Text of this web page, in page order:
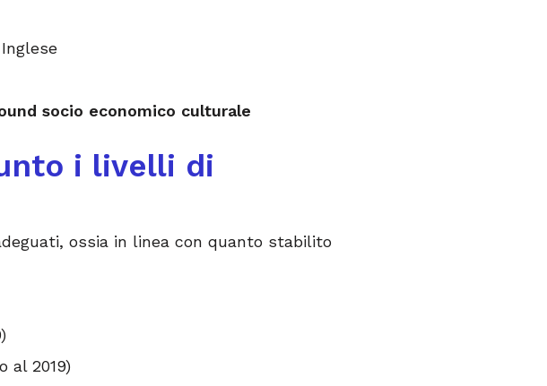
socio economico culturale
i livelli di
ossia in linea con quanto stabilito
al 2019)